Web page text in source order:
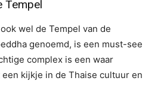
Tempel
wel de Tempel van de
genoemd, is een must-see
complex is een waar
kijkje in de Thaise cultuur en